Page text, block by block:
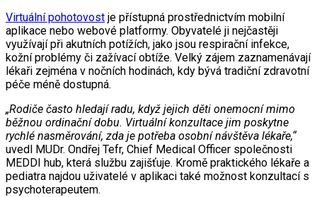
Virtuální pohotovost je přístupná prostřednictvím mobilní
aplikace nebo webové platformy. Obyvatelé ji nejčastěji
využívají při akutních potížích, jako jsou respirační infekce,
kožní problémy či zažívací obtíže. Velký zájem zaznamenávají
lékaři zejména v nočních hodinách, kdy bývá tradiční zdravotní
péče méně dostupná.
„Rodiče často hledají radu, když jejich děti onemocní mimo
běžnou ordinační dobu. Virtuální konzultace jim poskytne
rychlé nasměrování, zda je potřeba osobní návštěva lékaře,“
uvedl MUDr. Ondřej Tefr, Chief Medical Officer společnosti
MEDDI hub, která službu zajišťuje. Kromě praktického lékaře a
pediatra najdou uživatelé v aplikaci také možnost konzultací s
psychoterapeutem.